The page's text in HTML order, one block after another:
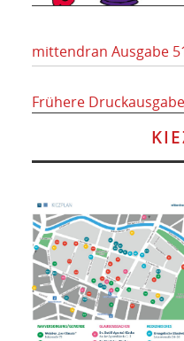
mittendran Ausgabe
Frühere